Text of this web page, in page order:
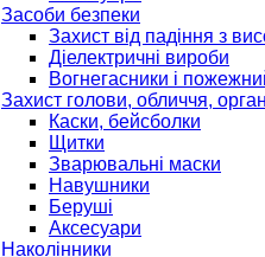
Засоби безпеки
Захист від падіння з
Діелектричні вироби
Вогнегасники і
Захист голови, обличчя,
Каски, бейсболки
Щитки
Зварювальні маски
Навушники
Беруші
Аксесуари
Наколінники